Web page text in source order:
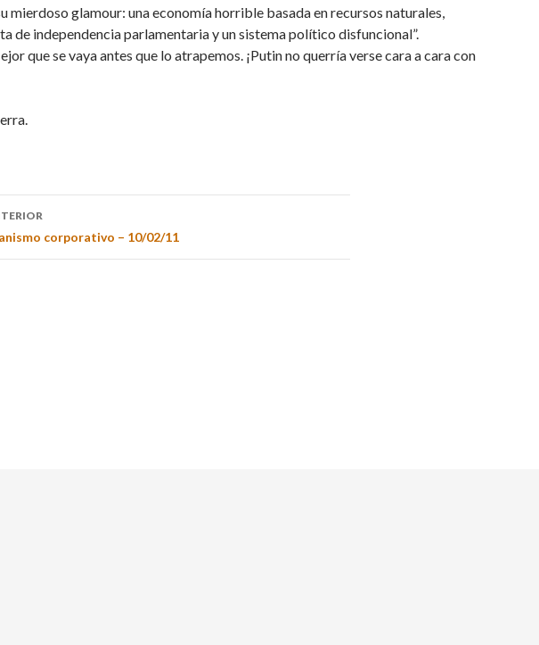
glamour: una economía horrible basada en recursos naturales,
de independencia parlamentaria y un sistema político disfuncional”.
que se vaya antes que lo atrapemos. ¡Putin no querría verse cara a cara con
corporativo – 10/02/11